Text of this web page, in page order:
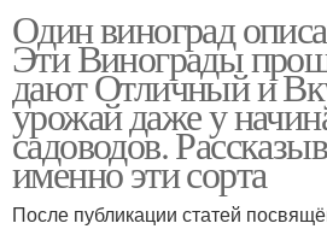
Один виноград
Эти Винограды
дают Отличный и
урожай даже у
садоводов.
именно эти сорта
После публикации статей